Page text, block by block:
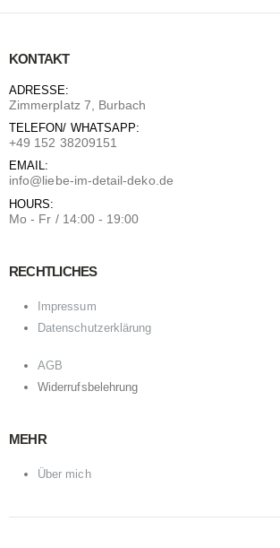
KONTAKT
ADRESSE:
Zimmerplatz 7, Burbach
TELEFON/ WHATSAPP:
+49 152 38209151
EMAIL:
info@liebe-im-detail-deko.de
HOURS:
Mo - Fr / 14:00 - 19:00
RECHTLICHES
Impressum
Datenschutzerklärung
AGB
Widerrufsbelehrung
MEHR
Über mich